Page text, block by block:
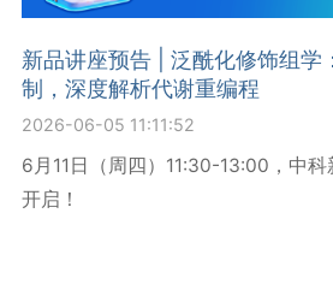
新品讲座预告 | 泛酰化修饰组
制，深度解析代谢重编程
2026-06-05 11:11:52
6月11日（周四）11:30-13:00，中
开启！